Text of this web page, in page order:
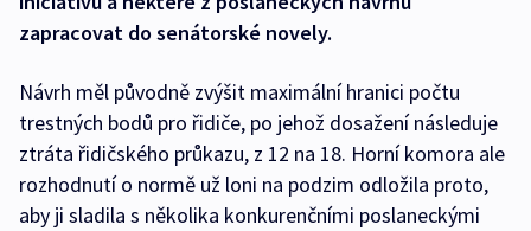
zapracovat do senátorské novely.
Návrh měl původně zvýšit maximální hranici počtu
trestných bodů pro řidiče, po jehož dosažení následuje
ztráta řidičského průkazu, z 12 na 18. Horní komora ale
rozhodnutí o normě už loni na podzim odložila proto,
aby ji sladila s několika konkurenčními poslaneckými